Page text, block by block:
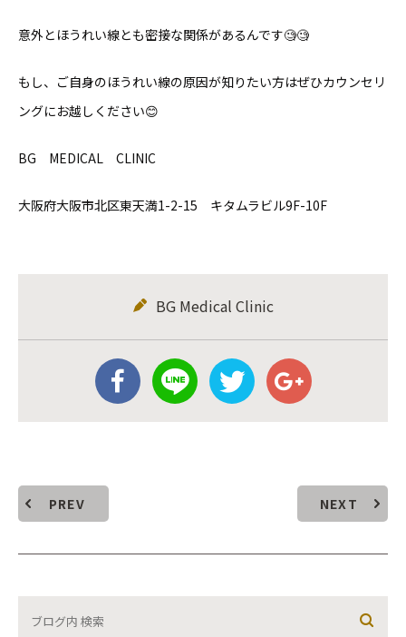
意外とほうれい線とも密接な関係があるんです🧐🧐
もし、ご自身のほうれい線の原因が知りたい方はぜひカウンセリ
ングにお越しください😊
BG MEDICAL CLINIC
大阪府大阪市北区東天満1-2-15 キタムラビル9F-10F
BG Medical Clinic
PREV NEXT